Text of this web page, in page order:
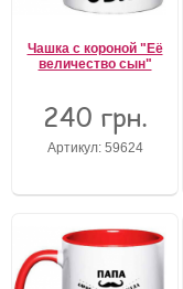
Чашка с короной "Её
величество сын"
240 грн.
Артикул: 59624